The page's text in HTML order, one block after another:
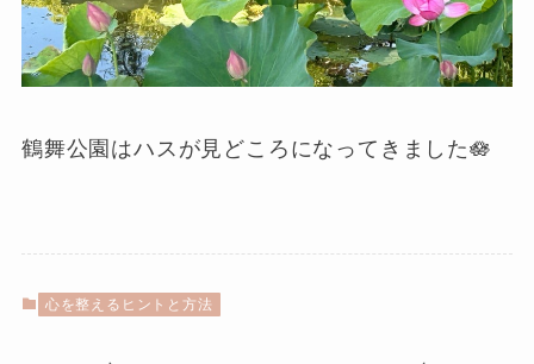
鶴舞公園はハスが見どころになってきました🪷
心を整えるヒントと方法